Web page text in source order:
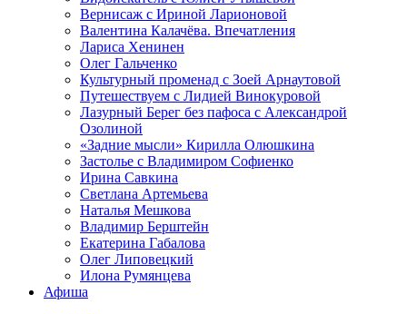
Вернисаж с Ириной Ларионовой
Валентина Калачёва. Впечатления
Лариса Хенинен
Олег Гальченко
Культурный променад с Зоей Арнаутовой
Путешествуем с Лидией Винокуровой
Лазурный Берег без пафоса с Александрой
Озолиной
«Задние мысли» Кирилла Олюшкина
Застолье с Владимиром Софиенко
Ирина Савкина
Светлана Артемьева
Наталья Мешкова
Владимир Берштейн
Екатерина Габалова
Олег Липовецкий
Илона Румянцева
Афиша